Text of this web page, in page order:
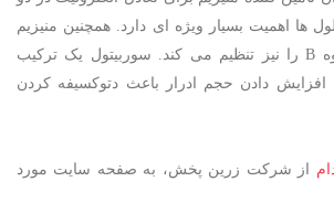
اهمیت بسیار ویژه ای دارد. همچنین منیزیم
جذب ویتامین های گروه B را نیز تنظیم می کند. سوربیتول یک ترکیب
دادن حجم ادرار باعث دتوکسیفه کردن
از شرکت زرین پخش، به صفحه سایت مورد